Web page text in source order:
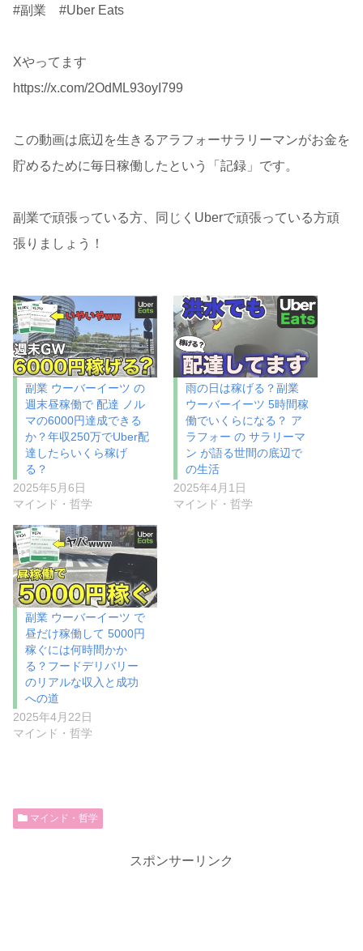
#副業 #Uber Eats
Xやってます
https://x.com/2OdML93oyI799
この動画は底辺を生きるアラフォーサラリーマンがお金を
貯めるために毎日稼働したという「記録」です。
副業で頑張っている方、同じくUberで頑張っている方頑
張りましょう！
副業 ウーバーイーツ の
週末昼稼働で 配達 ノル
マの6000円達成できる
か？年収250万でUber配
達したらいくら稼げ
る？
2025年5月6日
マインド・哲学
雨の日は稼げる？副業
ウーバーイーツ 5時間稼
働でいくらになる？ ア
ラフォー の サラリーマ
ン が語る世間の底辺で
の生活
2025年4月1日
マインド・哲学
副業 ウーバーイーツ で
昼だけ稼働して 5000円
稼ぐには何時間かか
る？フードデリバリー
のリアルな収入と成功
への道
2025年4月22日
マインド・哲学
マインド・哲学
スポンサーリンク